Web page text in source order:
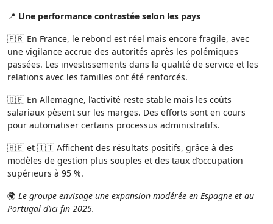
📍 Une performance contrastée selon les pays
🇫🇷 En France, le rebond est réel mais encore fragile, avec
une vigilance accrue des autorités après les polémiques
passées. Les investissements dans la qualité de service et les
relations avec les familles ont été renforcés.
🇩🇪 En Allemagne, l’activité reste stable mais les coûts
salariaux pèsent sur les marges. Des efforts sont en cours
pour automatiser certains processus administratifs.
🇧🇪 et 🇮🇹 Affichent des résultats positifs, grâce à des
modèles de gestion plus souples et des taux d’occupation
supérieurs à 95 %.
🌍 Le groupe envisage une expansion modérée en Espagne et au
Portugal d’ici fin 2025.